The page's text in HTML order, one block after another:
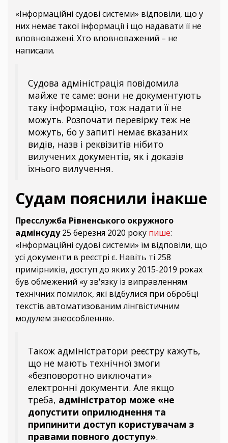
«Інформаційні судові системи» відповіли, що у
них немає такої інформації і що надавати її не
вповноважені. Хто вповноважений – не
написали.
Судова адміністрація повідомила
майже те саме: вони не документують
таку інформацію, тож надати її не
можуть. Розпочати перевірку теж не
можуть, бо у запиті немає вказаних
видів, назв і реквізитів нібито
вилучених документів, як і доказів
їхнього вилучення.
Судам пояснили інакше
Пресслужба Рівненського окружного
адмінсуду25 березня 2020 року пише:
«Інформаційні судові системи» їм відповіли, що
усі документи в реєстрі є. Навіть ті 258
примірників, доступ до яких у 2015-2019 роках
був обмежений «у зв'язку із виправленням
технічних помилок, які відбулися при обробці
текстів автоматизованим лінгвістичним
модулем знеособлення».
Також адміністратори реєстру кажуть,
що не мають технічної змоги
«безповоротно виключати»
електронні документи. Але якщо
треба, адміністратор може «не
допустити оприлюднення та
припинити доступ користувачам з
правами повного доступу».